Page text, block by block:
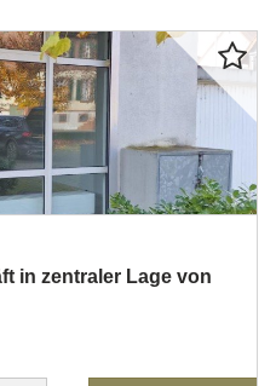
in zentraler Lage von